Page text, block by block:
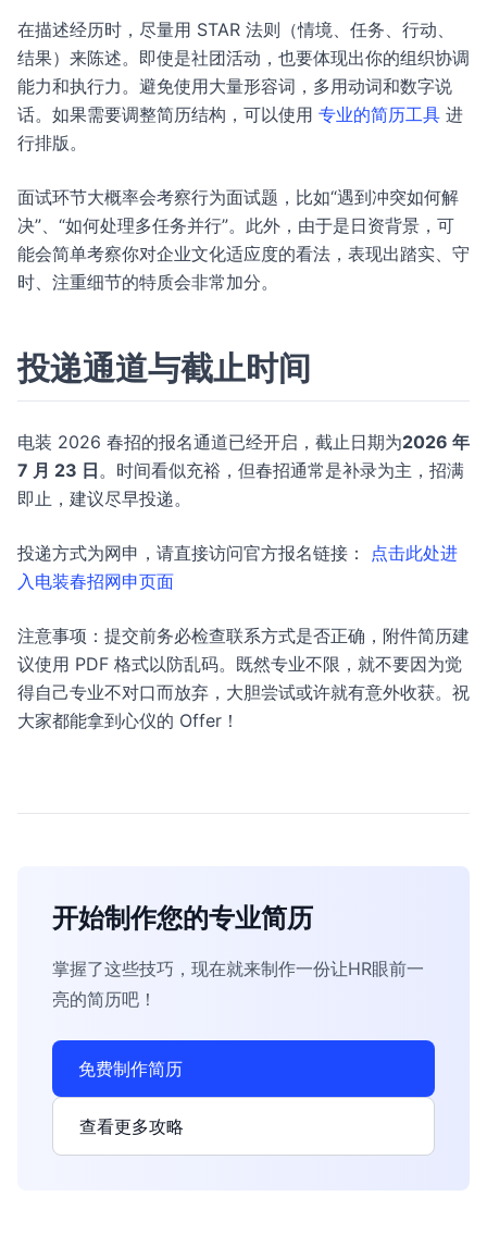
在描述经历时，尽量用 STAR 法则（情境、任务、行动、
结果）来陈述。即使是社团活动，也要体现出你的组织协调
能力和执行力。避免使用大量形容词，多用动词和数字说
话。如果需要调整简历结构，可以使用 专业的简历工具 进
行排版。
面试环节大概率会考察行为面试题，比如“遇到冲突如何解
决”、“如何处理多任务并行”。此外，由于是日资背景，可
能会简单考察你对企业文化适应度的看法，表现出踏实、守
时、注重细节的特质会非常加分。
投递通道与截止时间
电装 2026 春招的报名通道已经开启，截止日期为2026 年
7 月 23 日。时间看似充裕，但春招通常是补录为主，招满
即止，建议尽早投递。
投递方式为网申，请直接访问官方报名链接： 点击此处进
入电装春招网申页面
注意事项：提交前务必检查联系方式是否正确，附件简历建
议使用 PDF 格式以防乱码。既然专业不限，就不要因为觉
得自己专业不对口而放弃，大胆尝试或许就有意外收获。祝
大家都能拿到心仪的 Offer！
开始制作您的专业简历
掌握了这些技巧，现在就来制作一份让HR眼前一
亮的简历吧！
免费制作简历
查看更多攻略